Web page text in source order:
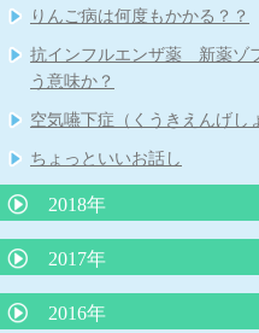
子宮頸がんワクチンを受けま
院長コラム 令和２年５月号
められたい！」
乳児健診を受けられない保護
花粉症の注射（ゾレア）治療
子どもの睡眠
りんご病は何度もかかる？？
抗インフルエンザ薬 新薬ゾ
う意味か？
空気嚥下症（くうきえんげし
ちょっといいお話し
2018年
苺状血管腫の治療がレーザー
治療へ
嘔吐下痢症に、吐き気止めや
2017年
子どもの肥満と肥満症
2016年